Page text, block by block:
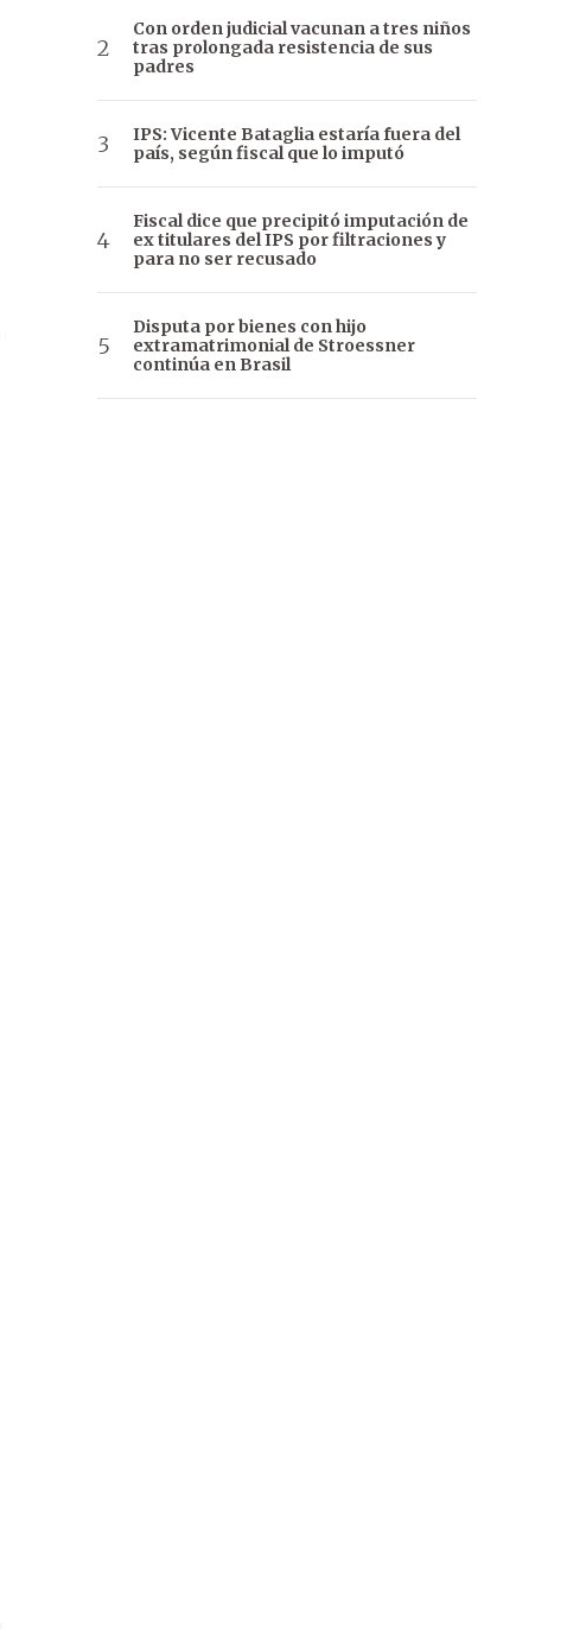
Con orden judicial vacunan a tres niños
tras prolongada resistencia de sus
padres
IPS: Vicente Bataglia estaría fuera del
país, según fiscal que lo imputó
Fiscal dice que precipitó imputación de
ex titulares del IPS por filtraciones y
para no ser recusado
Disputa por bienes con hijo
extramatrimonial de Stroessner
continúa en Brasil